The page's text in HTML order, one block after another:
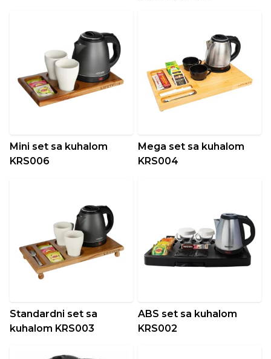
Mini set sa kuhalom
KRS006
Mega set sa kuhalom
KRS004
Standardni set sa
kuhalom KRS003
ABS set sa kuhalom
KRS002